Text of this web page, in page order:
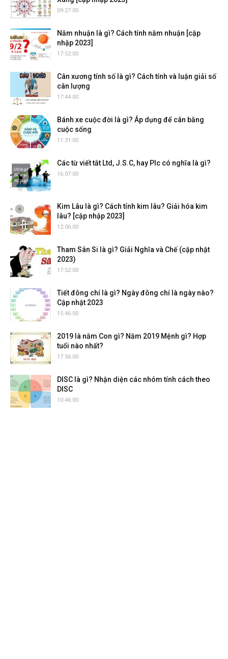
09:27:00
Năm nhuận là gì? Cách tính năm nhuận [cập
nhập 2023]
17:52:00
Cân xương tính số là gì? Cách tính và luận giải số
cân lượng
17:44:00
Bánh xe cuộc đời là gì? Áp dụng để cân bằng
cuộc sống
11:31:00
Các từ viết tắt Ltd, J.S.C, hay Plc có nghĩa là gì?
16:07:00
Kim Lâu là gì? Cách tính kim lâu? Giải hóa kim
lâu? [cập nhập 2023]
12:06:00
Tham Sân Si là gì? Giải Nghĩa và Chế (cập nhật
2023)
17:52:00
Tiết đông chí là gì? Ngày đông chí là ngày nào?
Cập nhật 2023
15:46:00
2019 là năm Con gì? Năm 2019 Mệnh gì? Hợp
tuổi nào nhất?
17:56:00
DISC là gì? Nhận diện các nhóm tính cách theo
DISC
10:46:00